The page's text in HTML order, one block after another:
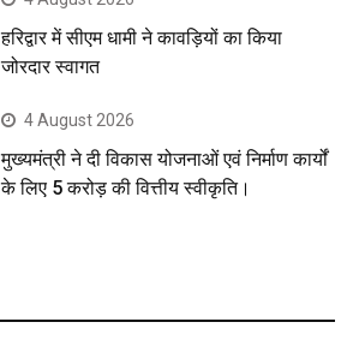
हरिद्वार में सीएम धामी ने कावड़ियों का किया
जोरदार स्वागत
4 August 2026
मुख्यमंत्री ने दी विकास योजनाओं एवं निर्माण कार्यों
के लिए 5 करोड़ की वित्तीय स्वीकृति।